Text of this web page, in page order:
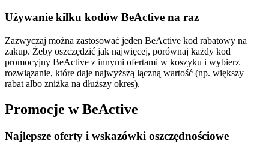
Używanie kilku kodów BeActive na raz
Zazwyczaj można zastosować jeden BeActive kod rabatowy na
zakup. Żeby oszczędzić jak najwięcej, porównaj każdy kod
promocyjny BeActive z innymi ofertami w koszyku i wybierz
rozwiązanie, które daje najwyższą łączną wartość (np. większy
rabat albo zniżka na dłuższy okres).
Promocje w BeActive
Najlepsze oferty i wskazówki oszczędnościowe